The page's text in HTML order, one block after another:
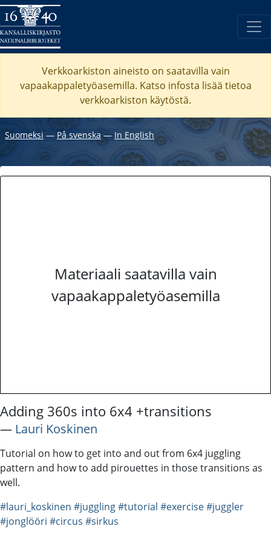
Verkkoarkiston aineisto on saatavilla vain
vapaakappaletyöasemilla. Katso infosta lisää tietoa
verkkoarkiston käytöstä.
Suomeksi ― På svenska― In English
Materiaali saatavilla vain
vapaakappaletyöasemilla
Adding 360s into 6x4 +transitions
― Lauri Koskinen
Tutorial on how to get into and out from 6x4 juggling
pattern and how to add pirouettes in those transitions as
well.
#lauri_koskinen #juggling#tutorial #exercise#juggler
#jonglööri #circus #sirkus